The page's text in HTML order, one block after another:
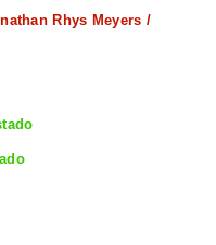
Rhys Meyers /